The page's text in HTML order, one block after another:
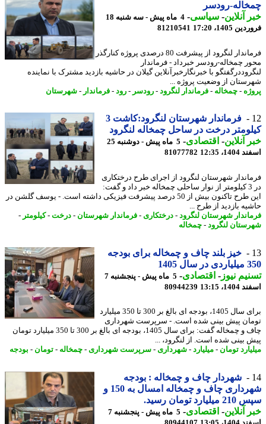
رودسر
آنلاین-سیاسی-
4 ماه پیش - سه شنبه 18
1405، 17:20
81210541
فرماندار لنگرود از پیشرفت 80 درصدی پروژه کنارگذر
چمخاله-رودسر خبرداد - فرماندار
با خبرنگارخبرآنلاین گیلان در حاشیه بازدید مشترک با نماینده
از وضعیت پروژه ...
-چمخاله-فرماندار لنگرود- رودسر-رود- فرماندار-شهرستان
فرماندار شهرستان لنگرود:کاشت 3
درخت در ساحل چمخاله لنگرود
آنلاین-اقتصادی-
5 ماه پیش - دوشنبه 25
12:35
81077782
شهرستان لنگرود از اجرای طرح درختکاری
در 3 کیلومتر از نوار ساحلی چمخاله خبر داد و گفت:
این طرح تاکنون بیش از 50 درصد پیشرفت فیزیکی داشته است. - یوسف گلشن در
بازدید از طرح ...
شهرستان لنگرود- درختکاری- فرماندار شهرستان-درخت -کیلومتر-
لنگرود- چمخاله
خیز بلند چاف و چمخاله برای بودجه
نیوز-اقتصادی-
5 ماه پیش - پنجشنبه 7
13:15
80944239
برای سال 1405، بودجه ای بالغ بر 300 تا 350 میلیارد
پیش بینی شده است. - سرپرست شهرداری
چاف و چمخاله گفت: برای سال 1405، بودجه ای بالغ بر 300 تا 350 میلیارد تومان
بینی شده است. از لنگرود، ...
تومان-میلیارد-شهرداری- سرپرست شهرداری- چمخاله-تومان-بودجه
شهردار چاف و چمخاله : بودجه
شهرداری چاف و چمخاله امسال به 150 و
تومان رسید.
آنلاین-اقتصادی-
5 ماه پیش - پنجشنبه 7